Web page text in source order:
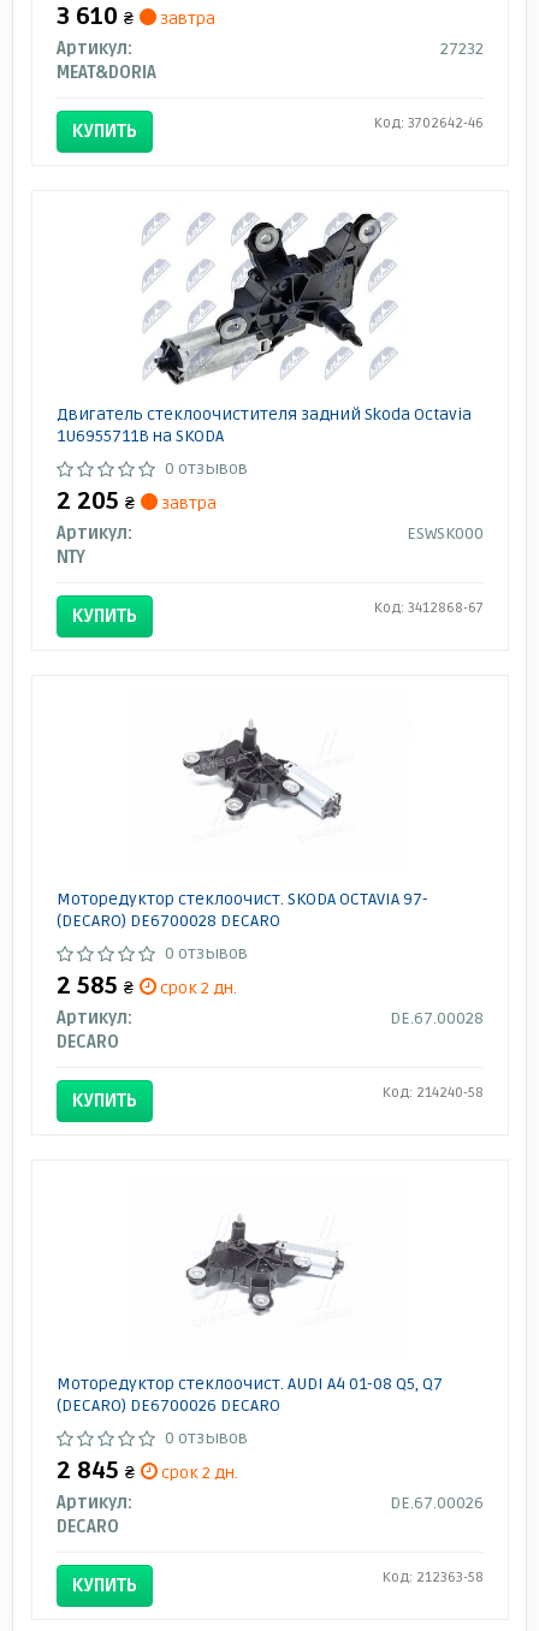
3 610 ₴
завтра
Артикул:
27232
MEAT&DORIA
КУПИТЬ Код: 3702642-46
Двигатель стеклоочистителя задний Skoda Octavia
1U6955711B на SKODA
0 отзывов
2 205 ₴
завтра
Артикул:
ESWSK000
NTY
КУПИТЬ Код: 3412868-67
Моторедуктор стеклоочист. SKODA OCTAVIA 97-
(DECARO) DE6700028 DECARO
0 отзывов
2 585 ₴
срок 2 дн.
Артикул:
DE.67.00028
DECARO
КУПИТЬ Код: 214240-58
Моторедуктор стеклоочист. AUDI A4 01-08 Q5, Q7
(DECARO) DE6700026 DECARO
0 отзывов
2 845 ₴
срок 2 дн.
Артикул:
DE.67.00026
DECARO
КУПИТЬ Код: 212363-58